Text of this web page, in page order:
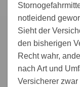
notleidend
Sieht der
den bisherigen
Recht wahr,
nach Art und
Versicherer